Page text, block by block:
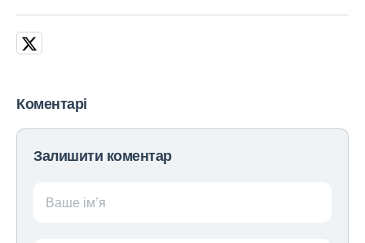
Коментарі
Залишити коментар
Ваше ім’я